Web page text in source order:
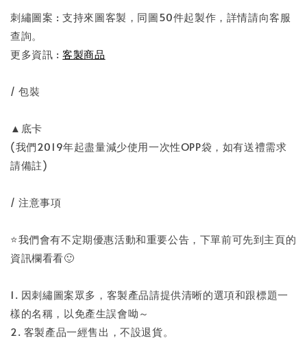
刺繡圖案 : 支持來圖客製，同圖50件起製作，詳情請向客服
查詢。
更多資訊 :客製商品
/ 包裝
▲底卡
(我們2019年起盡量減少使用一次性OPP袋，如有送禮需求
請備註)
/ 注意事項
⭐️我們會有不定期優惠活動和重要公告，下單前可先到主頁的
資訊欄看看🙂
1. 因刺繡圖案眾多，客製產品請提供清晰的選項和跟標題一
樣的名稱，以免產生誤會呦～
2. 客製產品一經售出，不設退貨。